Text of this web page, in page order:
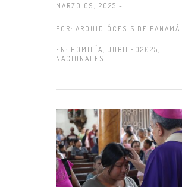
MARZO 09, 2025 -
POR: ARQUIDIÓCESIS DE PANAMÁ
EN: HOMILÍA, JUBILEO2025,
NACIONALES